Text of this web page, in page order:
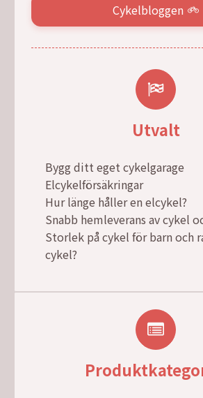
Cykelbloggen
Utvalt
Bygg ditt eget cykelgarage
Elcykelförsäkringar
Hur länge håller en elcykel?
Snabb hemleverans av cykel
Storlek på cykel för barn och
cykel?